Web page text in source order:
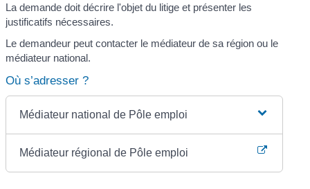
La demande doit décrire l'objet du litige et présenter les
justificatifs nécessaires.
Le demandeur peut contacter le médiateur de sa région ou le
médiateur national.
Où s’adresser ?
Médiateur national de Pôle emploi
Médiateur régional de Pôle emploi